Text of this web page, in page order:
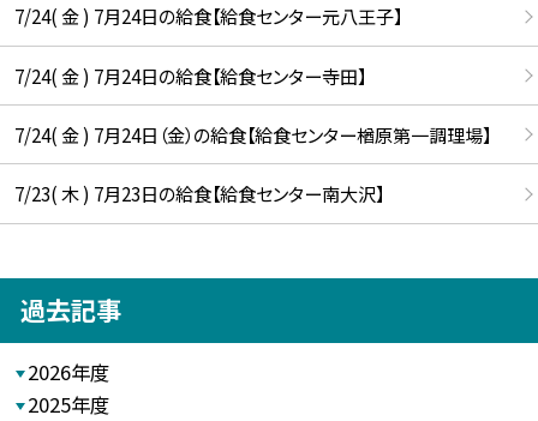
7/24( 金 ) 7月24日の給食【給食センター元八王子】
7/24( 金 ) 7月24日の給食【給食センター寺田】
7/24( 金 ) 7月24日（金）の給食【給食センター楢原第一調理場】
7/23( 木 ) 7月23日の給食【給食センター南大沢】
過去記事
2026年度
2025年度